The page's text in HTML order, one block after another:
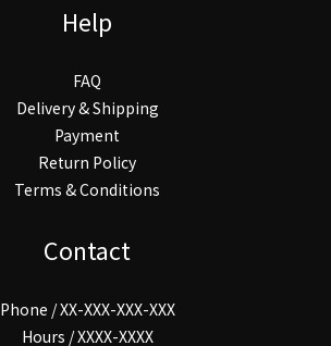
Help
FAQ
Delivery & Shipping
Payment
Return Policy
Terms & Conditions
Contact
Phone / XX-XXX-XXX-XXX
Hours / XXXX-XXXX